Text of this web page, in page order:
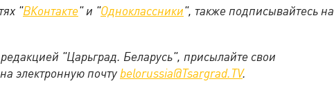
"ВКонтакте" и "Одноклассники", также подписывайтесь на
"Царьград. Беларусь", присылайте свои
электронную почту belorussia@Tsargrad.TV.